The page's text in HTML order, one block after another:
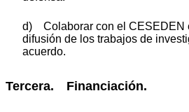
d) Colaborar con el CESEDEN
difusión de los trabajos de
acuerdo.
Tercera. Financiación.